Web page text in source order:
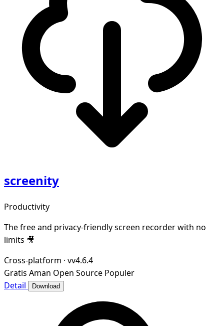
screenity
Productivity
The free and privacy-friendly screen recorder with no
limits 🎥
Cross-platform · vv4.6.4
Gratis Aman Open Source Populer
Detail
Download